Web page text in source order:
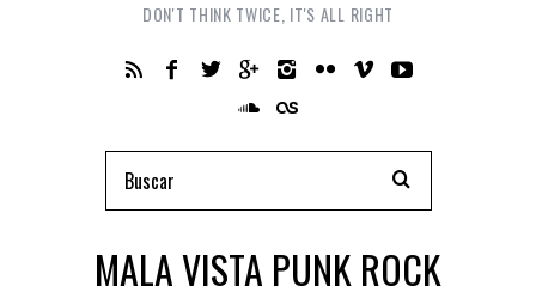
DON'T THINK TWICE, IT'S ALL RIGHT
MALA VISTA PUNK ROCK